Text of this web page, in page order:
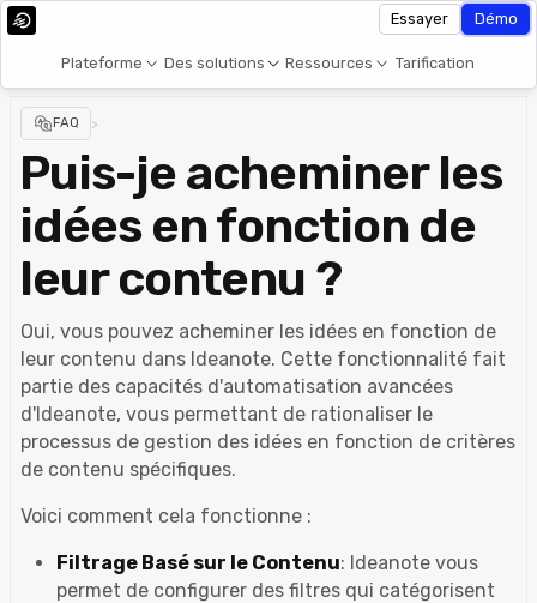
Plateforme Des solutions Ressources Tarification
Essayer Démo
FAQ >
Puis-je acheminer les
idées en fonction de
leur contenu ?
Oui, vous pouvez acheminer les idées en fonction de
leur contenu dans Ideanote. Cette fonctionnalité fait
partie des capacités d'automatisation avancées
d'Ideanote, vous permettant de rationaliser le
processus de gestion des idées en fonction de critères
de contenu spécifiques.
Voici comment cela fonctionne :
Filtrage Basé sur le Contenu: Ideanote vous
permet de configurer des filtres qui catégorisent